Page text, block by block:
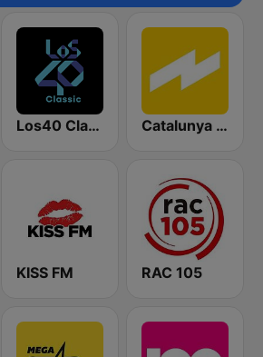
Los40 Classic Catalunya Ràdio
KISS FM RAC 105